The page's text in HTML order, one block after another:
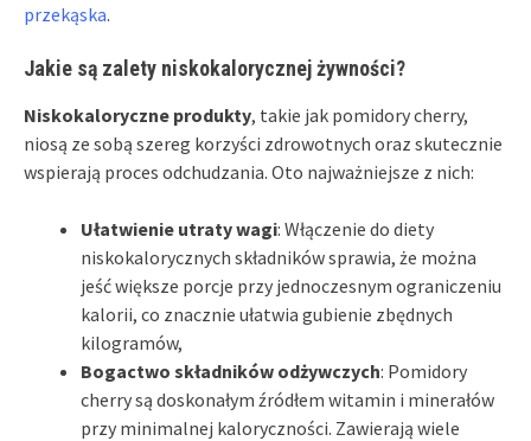
przekąska.
Jakie są zalety niskokalorycznej żywności?
Niskokaloryczne produkty, takie jak pomidory cherry,
niosą ze sobą szereg korzyści zdrowotnych oraz skutecznie
wspierają proces odchudzania. Oto najważniejsze z nich:
Ułatwienie utraty wagi: Włączenie do diety
niskokalorycznych składników sprawia, że można
jeść większe porcje przy jednoczesnym ograniczeniu
kalorii, co znacznie ułatwia gubienie zbędnych
kilogramów,
Bogactwo składników odżywczych: Pomidory
cherry są doskonałym źródłem witamin i minerałów
przy minimalnej kaloryczności. Zawierają wiele